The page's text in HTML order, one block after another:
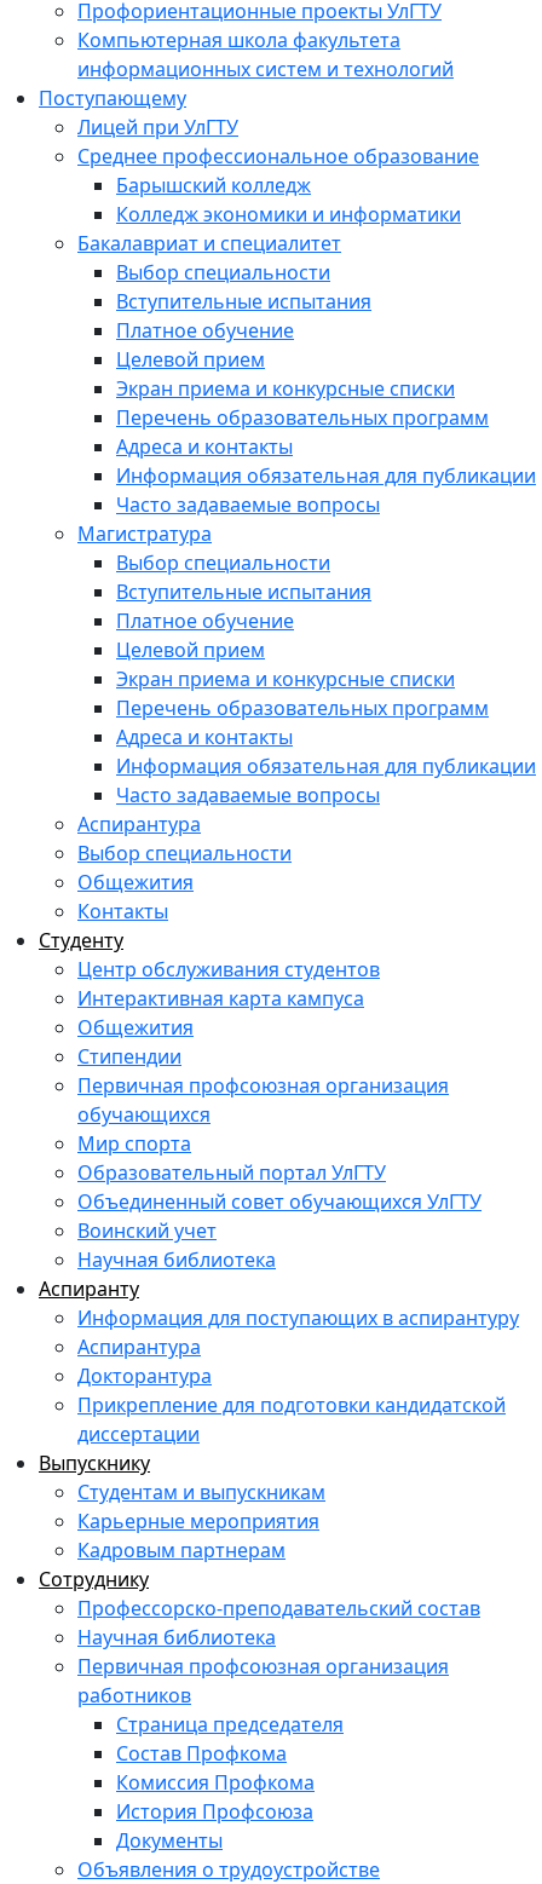
Профориентационные проекты УлГТУ
Компьютерная школа факультета
информационных систем и технологий
Поступающему
Лицей при УлГТУ
Среднее профессиональное образование
Барышский колледж
Колледж экономики и информатики
Бакалавриат и специалитет
Выбор специальности
Вступительные испытания
Платное обучение
Целевой прием
Экран приема и конкурсные списки
Перечень образовательных программ
Адреса и контакты
Информация обязательная для публикации
Часто задаваемые вопросы
Магистратура
Выбор специальности
Вступительные испытания
Платное обучение
Целевой прием
Экран приема и конкурсные списки
Перечень образовательных программ
Адреса и контакты
Информация обязательная для публикации
Часто задаваемые вопросы
Аспирантура
Выбор специальности
Общежития
Контакты
Студенту
Центр обслуживания студентов
Интерактивная карта кампуса
Общежития
Стипендии
Первичная профсоюзная организация
обучающихся
Мир спорта
Образовательный портал УлГТУ
Объединенный совет обучающихся УлГТУ
Воинский учет
Научная библиотека
Аспиранту
Информация для поступающих в аспирантуру
Аспирантура
Докторантура
Прикрепление для подготовки кандидатской
диссертации
Выпускнику
Студентам и выпускникам
Карьерные мероприятия
Кадровым партнерам
Сотруднику
Профессорско-преподавательский состав
Научная библиотека
Первичная профсоюзная организация
работников
Страница председателя
Состав Профкома
Комиссия Профкома
История Профсоюза
Документы
Объявления о трудоустройстве